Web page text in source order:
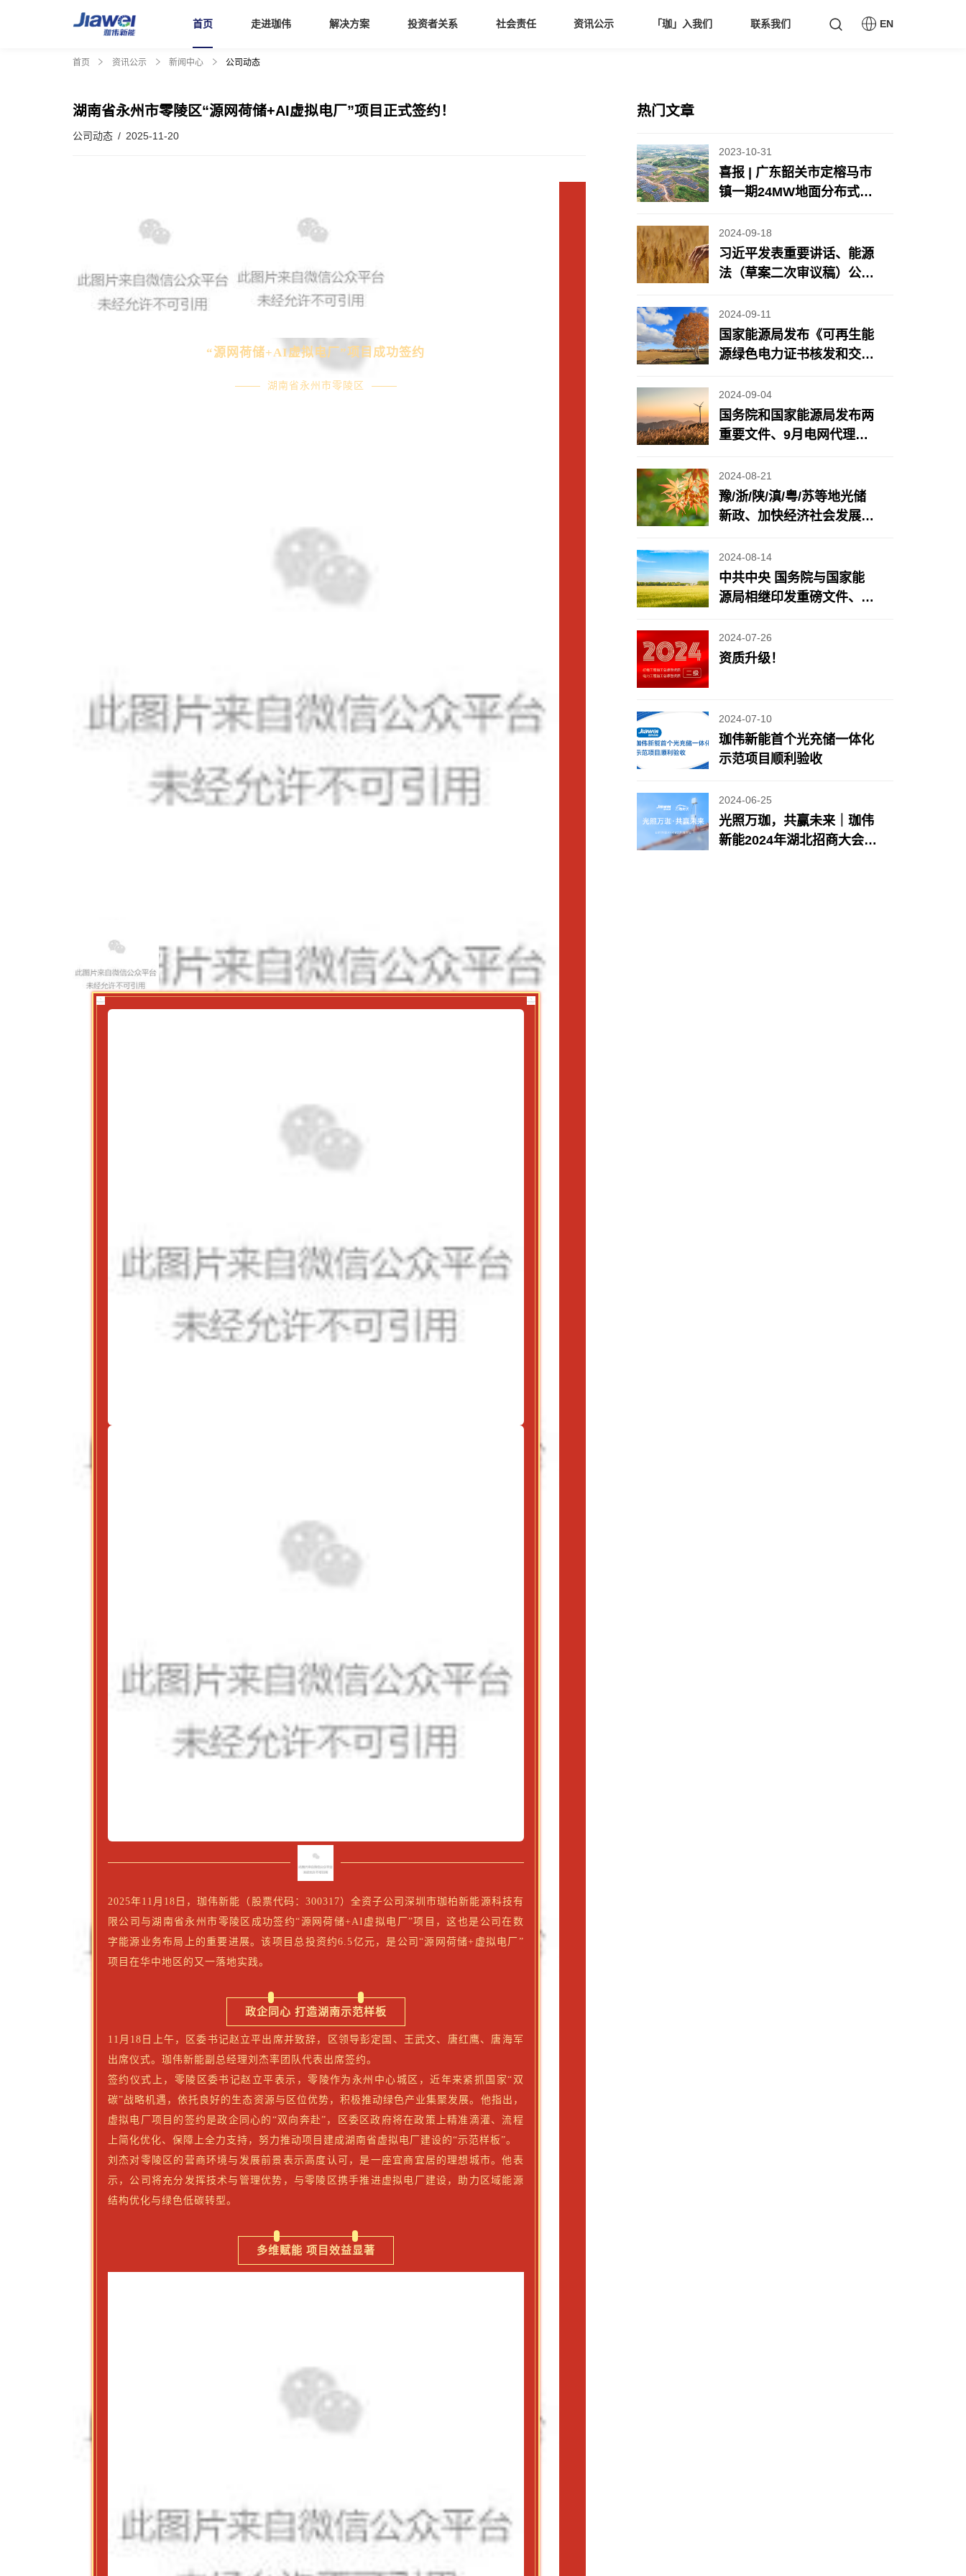
首页 走进珈伟 解决方案 投资者关系 社会责任 资讯公示 「珈」入我们 联系我们 EN
首页 资讯公示 新闻中心 公司动态
湖南省永州市零陵区“源网荷储+AI虚拟电厂”项目正式签约！
公司动态 / 2025-11-20
“源网荷储+AI虚拟电厂”项目成功签约
湖南省永州市零陵区
2025年11月18日，珈伟新能（股票代码：300317）全资子公司深圳市珈柏新能源科技有
限公司 与湖南省永州市零陵区成功签约“源网荷储+AI虚拟电厂”项目，这也是公司在数
字能源业务布局上的重要进展。该项目总投资约6.5亿元，是公司“源网荷储+虚拟电厂”
项目在华中地区的又一落地实践。
政企同心 打造湖南示范样板
11月18日上午，区委书记赵立平出席并致辞，区领导彭定国、王武文、唐红鹰、唐海军
出席仪式。珈伟新能副总经理刘杰率团队代表出席签约。
签约仪式上，零陵区委书记赵立平表示，零陵作为永州中心城区，近年来紧抓国家“双
碳”战略机遇，依托良好的生态资源与区位优势，积极推动绿色产业集聚发展。他指出，
虚拟电厂项目的签约是政企同心的“双向奔赴”，区委区政府将在政策上精准滴灌、流程
上简化优化、保障上全力支持，努力推动项目建成湖南省虚拟电厂建设的“示范样板”。
刘杰对零陵区的营商环境与发展前景表示高度认可，是一座宜商宜居的理想城市。他表
示，公司将充分发挥技术与管理优势，与零陵区携手推进虚拟电厂建设，助力区域能源
结构优化与绿色低碳转型。
多维赋能 项目效益显著
热门文章
2023-10-31
喜报 | 广东韶关市定榕马市
镇一期24MW地面分布式光
2024-09-18
习近平发表重要讲话、能源
法（草案二次审议稿）公开
光发电增长情况公布……
2024-09-11
国家能源局发布《可再生能
源绿色电力证书核发和交易
有新调整、地方风光储新
政……
2024-09-04
国务院和国家能源局发布两
重要文件、9月电网代理购
充/电力市场政策更新……
2024-08-21
豫/浙/陕/滇/粤/苏等地光储
新政、加快经济社会发展全
《2024年7月份能源生产情
况》发布……
2024-08-14
中共中央 国务院与国家能
源局相继印发重磅文件、
2024-07-26
资质升级！
2024-07-10
珈伟新能首个光充储一体化
示范项目顺利验收
2024-06-25
光照万珈，共赢未来｜珈伟
新能2024年湖北招商大会圆